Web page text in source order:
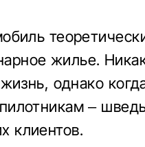
жилье.
однако
–
клиентов.